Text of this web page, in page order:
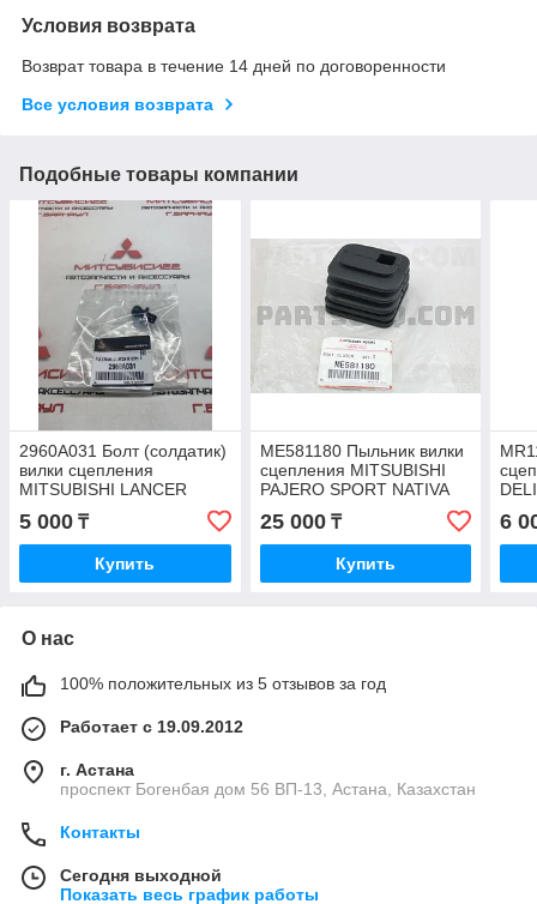
Условия возврата
Возврат товара в течение 14 дней по договоренности
Все условия возврата
Подобные товары компании
2960A031 Болт (солдатик)
вилки сцепления
MITSUBISHI LANCER
CY2A, JAPAN
5 000 ₸
Купить
ME581180 Пыльник вилки
сцепления MITSUBISHI
PAJERO SPORT NATIVA
K94W 1998-2009, JAPAN
25 000₸
Купить
6
О нас
100% положительных из 5 отзывов за год
Работает с 19.09.2012
г. Астана
проспект Богенбая дом 56 ВП-13, Астана, Казахстан
Контакты
Сегодня выходной
Показать весь график работы